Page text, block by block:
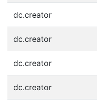
dc.creator
dc.creator
dc.creator
dc.creator